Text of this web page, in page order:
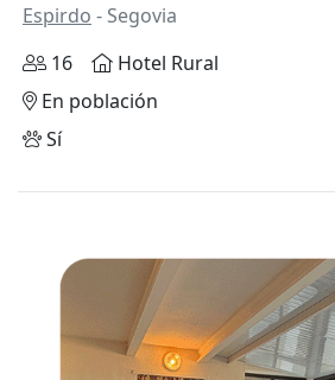
Espirdo - Segovia
16
Hotel Rural
En población
Sí